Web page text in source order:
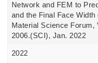
Network and FEM to
and the Final Face
Material Science Forum,
2006.(SCI), Jan. 2022
2022